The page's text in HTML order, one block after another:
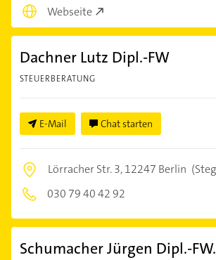
Webseite
Dachner Lutz Dipl.-FW
STEUERBERATUNG
E-Mail Chat starten
Lörracher Str. 3,12247 Berlin
030 79 40 42 92
Schumacher Jürgen Dipl.-FW.